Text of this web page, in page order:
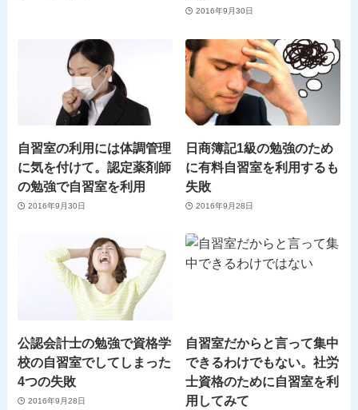
2016年9月30日
自習室の利用には体調管理
に気を付けて。認定薬剤師
の勉強で自習室を利用
2016年9月30日
日商簿記1級の勉強のため
に有料自習室を利用するも
失敗
2016年9月28日
公認会計士の勉強で資格学
校の自習室でしてしまった
4つの失敗
2016年9月28日
自習室だからと言って集中
できるわけでもない。社労
士資格のために自習室を利
用してみて